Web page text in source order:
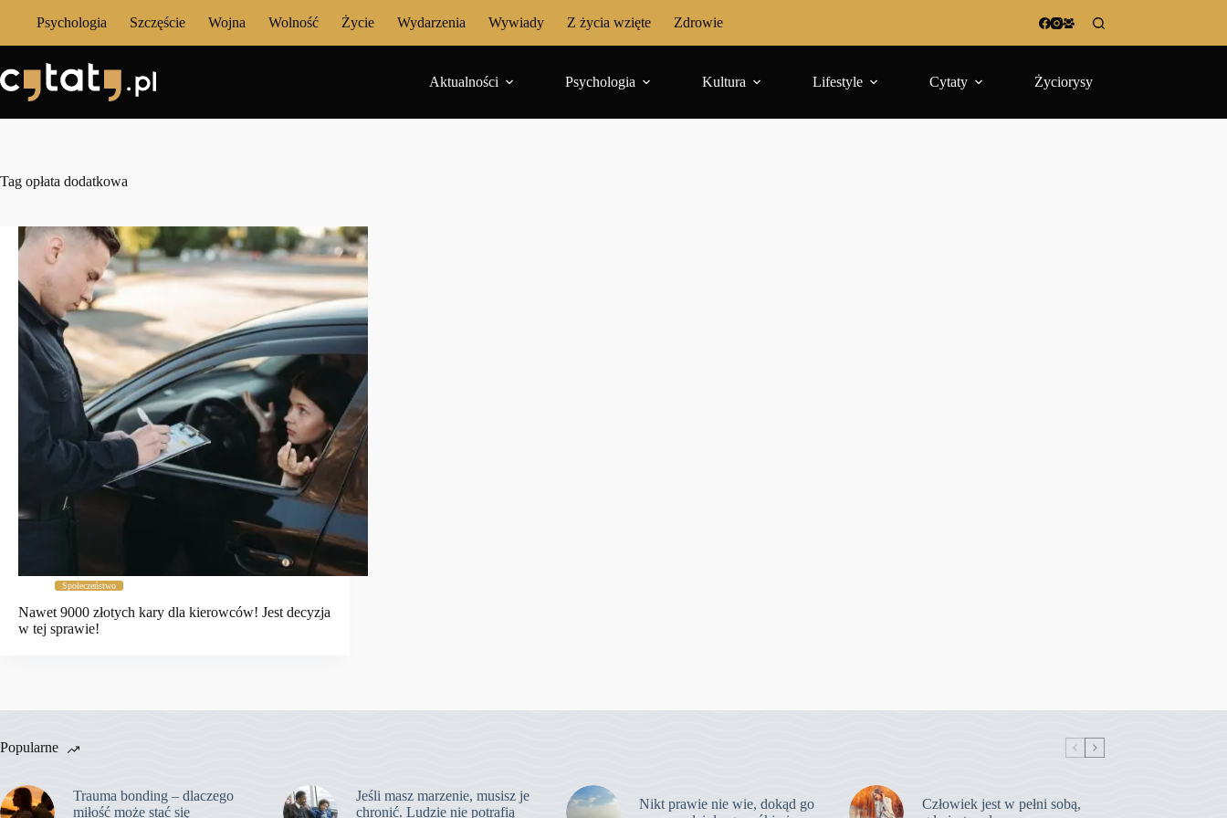
Psychologia Szczęście Wojna Wolność Życie Wydarzenia Wywiady Z życia wzięte Zdrowie
Aktualności Psychologia Kultura Lifestyle Cytaty Życiorysy
Tag opłata dodatkowa
Społeczeństwo
Nawet 9000 złotych kary dla kierowców! Jest decyzja
w tej sprawie!
Popularne
Trauma bonding – dlaczego
miłość może stać się
Jeśli masz marzenie, musisz je
chronić. Ludzie nie potrafią
Nikt prawie nie wie, dokąd go
Człowiek jest w pełni sobą,